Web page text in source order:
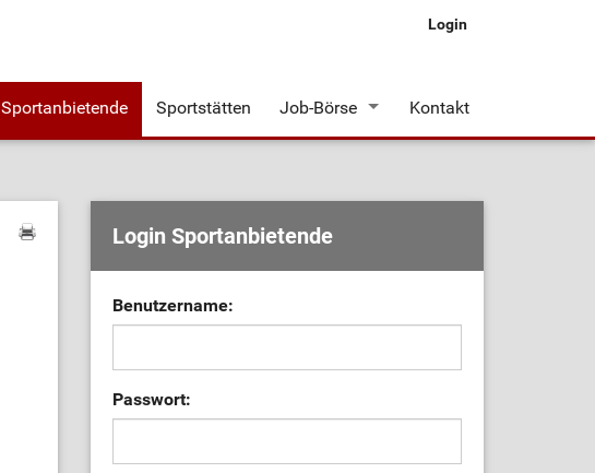
Login
Sportanbietende Sportstätten Job-Börse Kontakt
Login Sportanbietende
Benutzername:
Passwort: